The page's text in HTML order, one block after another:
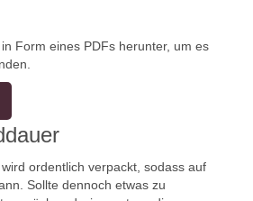
Form eines PDFs herunter, um es
ordentlich verpackt, sodass auf
Sollte dennoch etwas zu